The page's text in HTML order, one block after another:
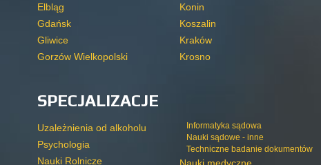
Elbląg
Gdańsk
Gliwice
Gorzów Wielkopolski
Konin
Koszalin
Kraków
Krosno
SPECJALIZACJE
Uzależnienia od alkoholu
Psychologia
Nauki Rolnicze
Informatyka sądowa
Nauki sądowe - inne
Techniczne badanie dokumentów
Nauki medyczne